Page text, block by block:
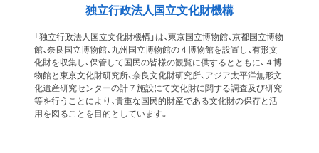
独立行政法人国立文化財機構
「独立行政法人国立文化財機構」は、東京国立博物館、京都国立博物
館、奈良国立博物館、九州国立博物館の４博物館を設置し、有形文
化財を収集し、保管して国民の皆様の観覧に供するとともに、４博
物館と東京文化財研究所、奈良文化財研究所、アジア太平洋無形文
化遺産研究センターの計７施設にて文化財に関する調査及び研究
等を行うことにより、貴重な国民的財産である文化財の保存と活
用を図ることを目的としています。